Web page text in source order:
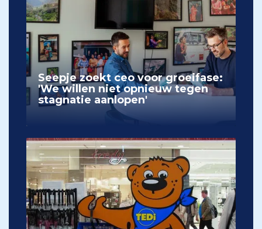
Seepje zoekt ceo voor groeifase:
'We willen niet opnieuw tegen
stagnatie aanlopen'